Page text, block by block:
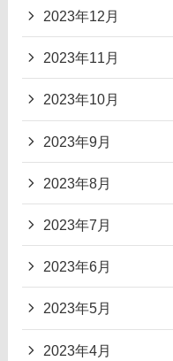
2023年12月
2023年11月
2023年10月
2023年9月
2023年8月
2023年7月
2023年6月
2023年5月
2023年4月